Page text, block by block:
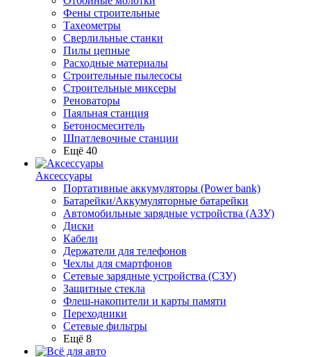
Фены строительные
Тахеометры
Сверлильные станки
Пилы цепные
Расходные материалы
Строительные пылесосы
Строительные миксеры
Реноваторы
Паяльная станция
Бетоносмеситель
Шпатлевочные станции
Ещё 40
Аксессуары
Портативные аккумуляторы (Power bank)
Батарейки/Аккумуляторные батарейки
Автомобильные зарядные устройства (АЗУ)
Диски
Кабели
Держатели для телефонов
Чехлы для смартфонов
Сетевые зарядные устройства (СЗУ)
Защитные стекла
Флеш-накопители и карты памяти
Переходники
Сетевые фильтры
Ещё 8